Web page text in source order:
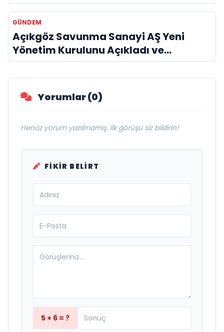
GÜNDEM
Açıkgöz Savunma Sanayi AŞ Yeni
Yönetim Kurulunu Açıkladı ve
Savunma Sanayinde Küresel Vizyon
Vurgusu
Yorumlar (0)
Henüz yorum yazılmamış. İlk görüşü siz bildirin!
FIKIR BELIRT
5 + 6 = ?